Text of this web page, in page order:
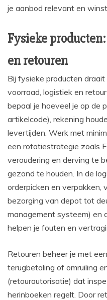
je aanbod relevant en
Fysieke
en retouren
Bij fysieke producten draait
voorraad, logistiek en
bepaal je hoeveel je op de
artikelcode), rekening
levertijden. Werk met
een rotatiestrategie zoals
veroudering en derving te
gezond te houden. In de
orderpicken en verpakken,
bezorging van depot tot
management systeem) en
helpen je fouten en
Retouren beheer je met
terugbetaling of omruiling
(retourautorisatie) dat
herinboeken regelt. Door